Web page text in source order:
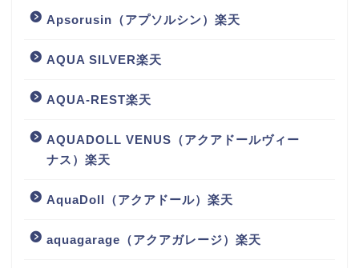
Apsorusin（アプソルシン）楽天
AQUA SILVER楽天
AQUA-REST楽天
AQUADOLL VENUS（アクアドールヴィー
ナス）楽天
AquaDoll（アクアドール）楽天
aquagarage（アクアガレージ）楽天